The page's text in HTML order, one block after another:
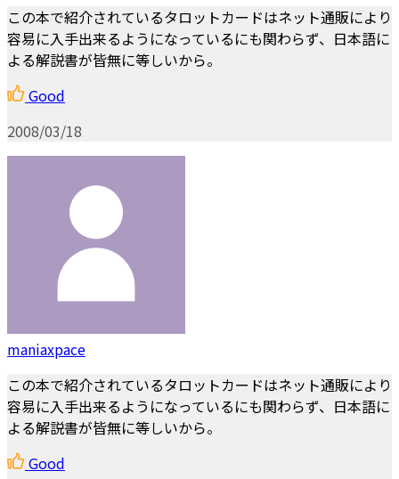
この本で紹介されているタロットカードはネット通販により
容易に入手出来るようになっているにも関わらず、日本語に
よる解説書が皆無に等しいから。
Good
2008/03/18
maniaxpace
この本で紹介されているタロットカードはネット通販により
容易に入手出来るようになっているにも関わらず、日本語に
よる解説書が皆無に等しいから。
Good